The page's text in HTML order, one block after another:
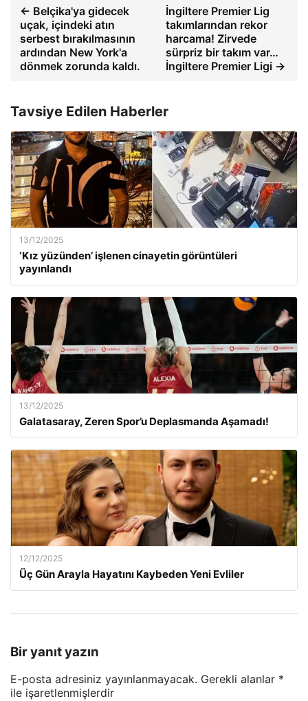
← Belçika'ya gidecek
uçak, içindeki atın
serbest bırakılmasının
ardından New York'a
dönmek zorunda kaldı.
İngiltere Premier Lig
takımlarından rekor
harcama! Zirvede
sürpriz bir takım var…
İngiltere Premier Ligi →
Tavsiye Edilen Haberler
13/12/2025
‘Kız yüzünden’ işlenen cinayetin görüntüleri
yayınlandı
13/12/2025
Galatasaray, Zeren Spor’u Deplasmanda Aşamadı!
12/12/2025
Üç Gün Arayla Hayatını Kaybeden Yeni Evliler
Bir yanıt yazın
E-posta adresiniz yayınlanmayacak. Gerekli alanlar *
ile işaretlenmişlerdir